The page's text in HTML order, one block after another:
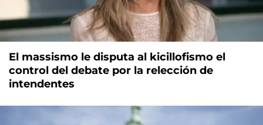
El massismo le disputa al kicillofismo el
control del debate por la relección de
intendentes